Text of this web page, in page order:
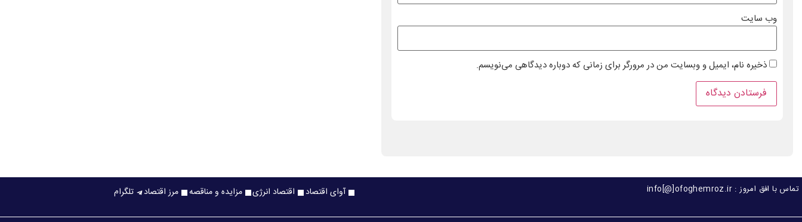
وب‌ سایت
ذخیره نام، ایمیل و وبسایت من در مرورگر برای زمانی که دوباره دیدگاهی می‌نویسم.
تماس با افق امروز : info[@]ofoghemroz.ir آوای اقتصاد اقتصاد انرژی مزایده و مناقصه مرز اقتصاد تلگرام